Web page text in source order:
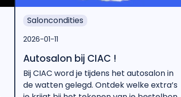
Saloncondities
2026-01-11
Autosalon bij CIAC !
Bij CIAC word je tijdens het autosalon in
de watten gelegd. Ontdek welke extra’s